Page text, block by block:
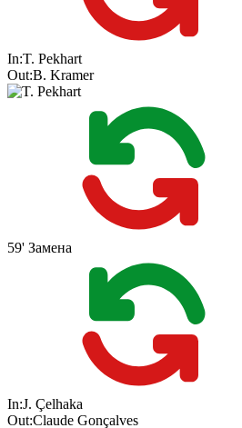
In:T. Pekhart
Out:B. Kramer
59' Замена
In:J. Çelhaka
Out:Claude Gonçalves